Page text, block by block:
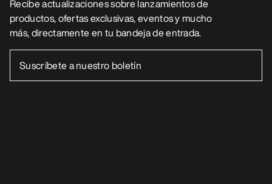
Recibe actualizaciones sobre lanzamientos de
productos, ofertas exclusivas, eventos y mucho
más, directamente en tu bandeja de entrada.